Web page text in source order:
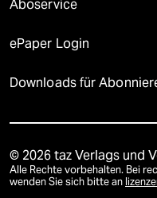
Aboservice
ePaper Login
Downloads für
© 2026 taz Verlags und
Alle Rechte vorbehalten. Bei
wenden Sie sich bitte an